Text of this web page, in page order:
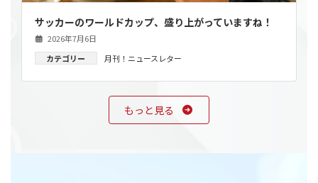
サッカーのワールドカップ、盛り上がっていますね！
2026年7月6日
カテゴリー
月刊！ニュースレター
もっと見る